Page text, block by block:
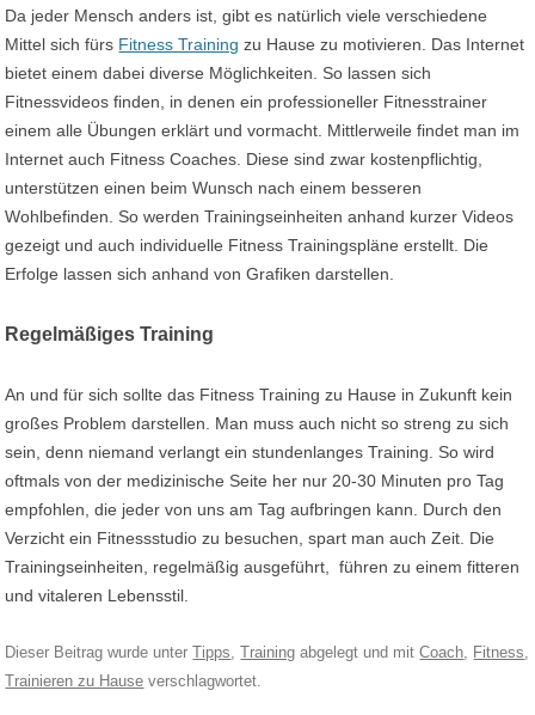
Da jeder Mensch anders ist, gibt es natürlich viele verschiedene
Mittel sich fürs Fitness Training zu Hause zu motivieren. Das Internet
bietet einem dabei diverse Möglichkeiten. So lassen sich
Fitnessvideos finden, in denen ein professioneller Fitnesstrainer
einem alle Übungen erklärt und vormacht. Mittlerweile findet man im
Internet auch Fitness Coaches. Diese sind zwar kostenpflichtig,
unterstützen einen beim Wunsch nach einem besseren
Wohlbefinden. So werden Trainingseinheiten anhand kurzer Videos
gezeigt und auch individuelle Fitness Trainingspläne erstellt. Die
Erfolge lassen sich anhand von Grafiken darstellen.
Regelmäßiges Training
An und für sich sollte das Fitness Training zu Hause in Zukunft kein
großes Problem darstellen. Man muss auch nicht so streng zu sich
sein, denn niemand verlangt ein stundenlanges Training. So wird
oftmals von der medizinische Seite her nur 20-30 Minuten pro Tag
empfohlen, die jeder von uns am Tag aufbringen kann. Durch den
Verzicht ein Fitnessstudio zu besuchen, spart man auch Zeit. Die
Trainingseinheiten, regelmäßig ausgeführt, führen zu einem fitteren
und vitaleren Lebensstil.
Dieser Beitrag wurde unterTipps,Training abgelegt und mitCoach, Fitness,
Trainieren zu Hause verschlagwortet.